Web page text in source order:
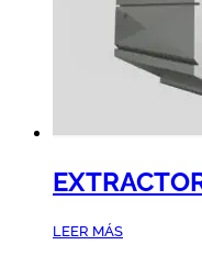
LEER MÁS